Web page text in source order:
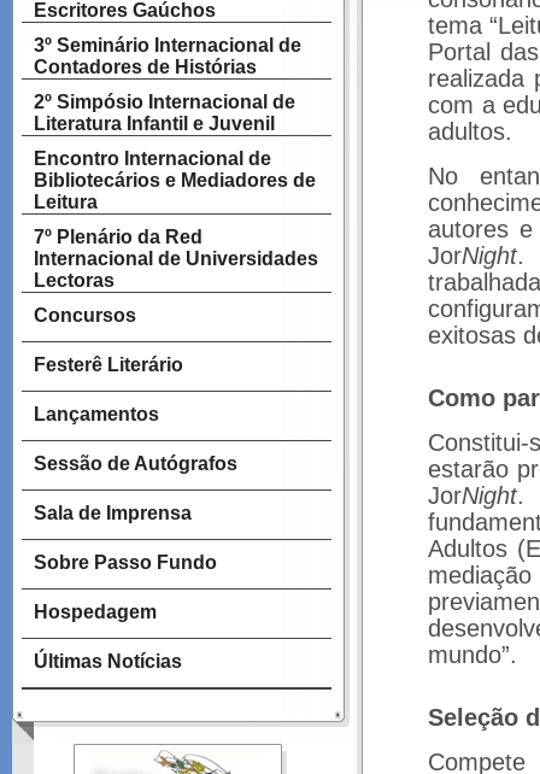
Escritores Gaúchos
3º Seminário Internacional de
Contadores de Histórias
2º Simpósio Internacional de
Literatura Infantil e Juvenil
Encontro Internacional de
Bibliotecários e Mediadores de
Leitura
7º Plenário da Red
Internacional de Universidades
Lectoras
Concursos
Festerê Literário
Lançamentos
Sessão de Autógrafos
Sala de Imprensa
Sobre Passo Fundo
Hospedagem
Últimas Notícias
tema
Portal
realizada
com a
adultos.
No
autores
JorNight.
exitosas
Como
estarão
JorNight.
Adultos
mundo”.
Seleção